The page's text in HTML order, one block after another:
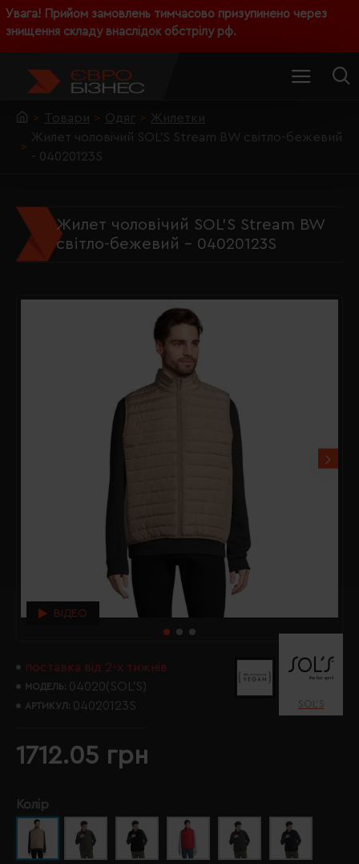
Увага! Прийом замовлень тимчасово призупинено через
знищення складу внаслідок обстрілу рф.
Товари Одяг
Жилетки
Жилет чоловічий SOL'S Stream BW світло-бежевий
- 04020123S
Жилет чоловічий SOL'S Stream BW
світло-бежевий - 04020123S
ВІДЕО
поставка від 2-х тижнів
МОДЕЛЬ: 04020(SOL’S)
АРТИКУЛ: 04020123S SOL’S
1712.05 грн
Колір